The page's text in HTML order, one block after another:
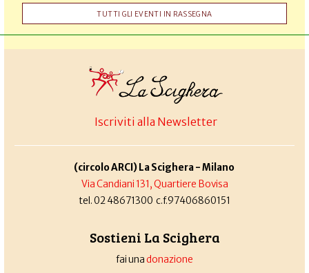
TUTTI GLI EVENTI IN RASSEGNA
Iscriviti alla Newsletter
(circolo ARCI) La Scighera - Milano
Via Candiani 131, Quartiere Bovisa
tel. 02 48671300 c.f.97406860151
Sostieni La Scighera
fai unadonazione